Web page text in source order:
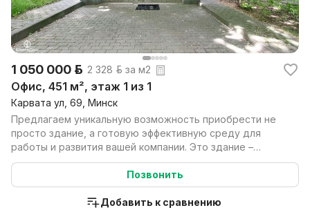
1 050 000 р. 2 328 р. за м2
Офис, 451 м², этаж 1 из 1
Карвата ул, 69, Минск
Предлагаем уникальную возможность приобрести не
просто здание, а готовую эффективную среду для
работы и развития вашей компании. Это здание –
идеальны...
Позвонить
Добавить к сравнению